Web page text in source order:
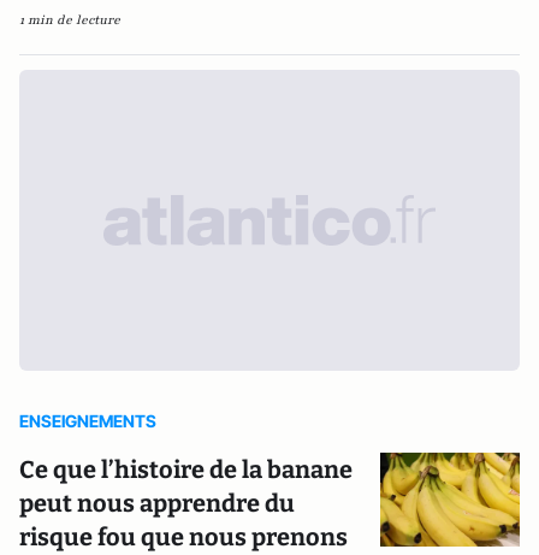
1 min de lecture
ENSEIGNEMENTS
Ce que l’histoire de la banane
peut nous apprendre du
risque fou que nous prenons